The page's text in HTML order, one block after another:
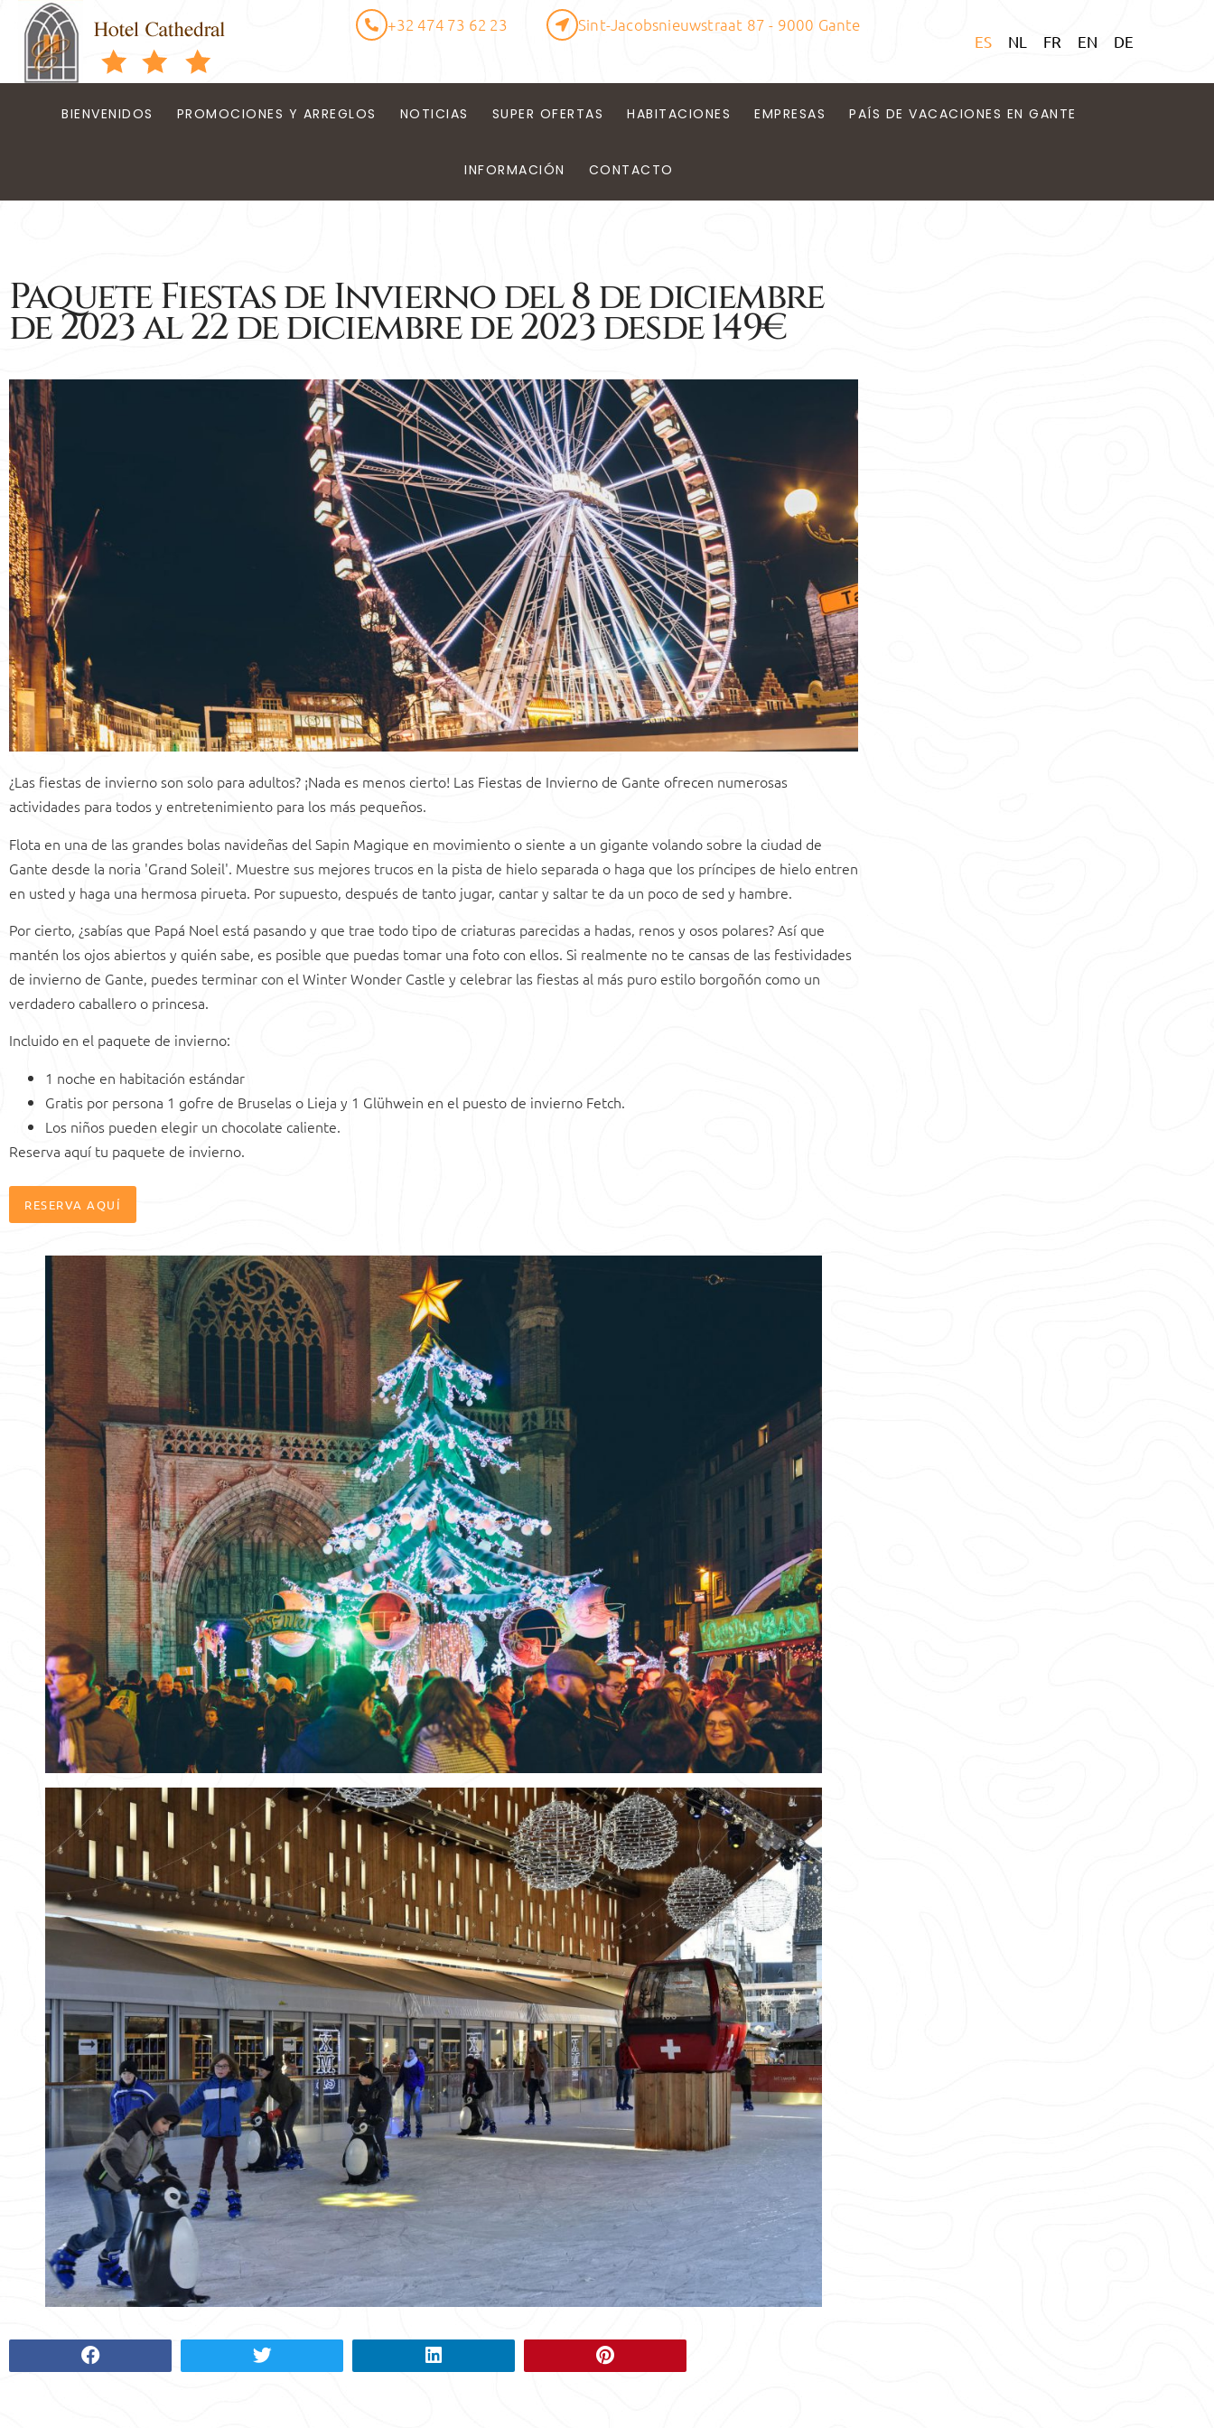
+32 474 73 62 23 Sint-Jacobsnieuwstraat 87 - 9000 Gante
ES NL FR EN DE
BIENVENIDOS PROMOCIONES Y ARREGLOS NOTICIAS SUPER OFERTAS HABITACIONES EMPRESAS PAÍS DE VACACIONES EN GANTE
INFORMACIÓN CONTACTO
Paquete Fiestas de Invierno del 8 de diciembre
de 2023 al 22 de diciembre de 2023 desde 149€
¿Las fiestas de invierno son solo para adultos? ¡Nada es menos cierto! Las Fiestas de Invierno de Gante ofrecen numerosas
actividades para todos y entretenimiento para los más pequeños.
Flota en una de las grandes bolas navideñas del Sapin Magique en movimiento o siente a un gigante volando sobre la ciudad de
Gante desde la noria 'Grand Soleil'. Muestre sus mejores trucos en la pista de hielo separada o haga que los príncipes de hielo entren
en usted y haga una hermosa pirueta. Por supuesto, después de tanto jugar, cantar y saltar te da un poco de sed y hambre.
Por cierto, ¿sabías que Papá Noel está pasando y que trae todo tipo de criaturas parecidas a hadas, renos y osos polares? Así que
mantén los ojos abiertos y quién sabe, es posible que puedas tomar una foto con ellos. Si realmente no te cansas de las festividades
de invierno de Gante, puedes terminar con el Winter Wonder Castle y celebrar las fiestas al más puro estilo borgoñón como un
verdadero caballero o princesa.
Incluido en el paquete de invierno:
1 noche en habitación estándar
Gratis por persona 1 gofre de Bruselas o Lieja y 1 Glühwein en el puesto de invierno Fetch.
Los niños pueden elegir un chocolate caliente.
Reserva aquí tu paquete de invierno.
RESERVA AQUÍ